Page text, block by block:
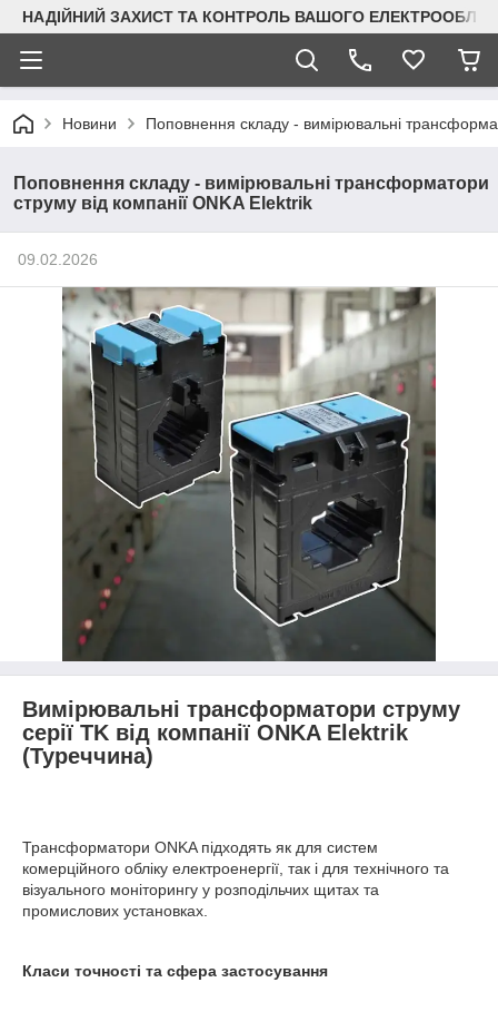
НАДІЙНИЙ ЗАХИСТ ТА КОНТРОЛЬ ВАШОГО
Новини Поповнення складу - вимірювальні
Поповнення складу - вимірювальні трансформатори
струму від компанії ONKA Elektrik
09.02.2026
Вимірювальні трансформатори струму
серії TK від компанії ONKA Elektrik
(Туреччина)
Трансформатори ONKA підходять як для систем
комерційного обліку електроенергії, так і для технічного та
візуального моніторингу у розподільчих щитах та
промислових установках.
Класи точності та сфера застосування